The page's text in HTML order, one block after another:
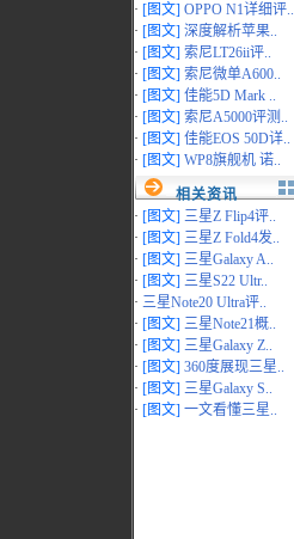
· [图文] OPPO N1详细评..
· [图文] 深度解析苹果..
· [图文] 索尼LT26ii评..
· [图文] 索尼微单A600..
· [图文] 佳能5D Mark ..
· [图文] 索尼A5000评测..
· [图文] 佳能EOS 50D详..
· [图文] WP8旗舰机 诺..
相关资讯
· [图文] 三星Z Flip4评..
· [图文] 三星Z Fold4发..
· [图文] 三星Galaxy A..
· [图文] 三星S22 Ultr..
· 三星Note20 Ultra评..
· [图文] 三星Note21概..
· [图文] 三星Galaxy Z..
· [图文] 360度展现三星..
· [图文] 三星Galaxy S..
· [图文] 一文看懂三星..